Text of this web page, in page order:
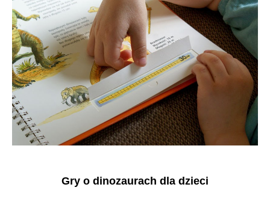
Gry o dinozaurach dla dzieci